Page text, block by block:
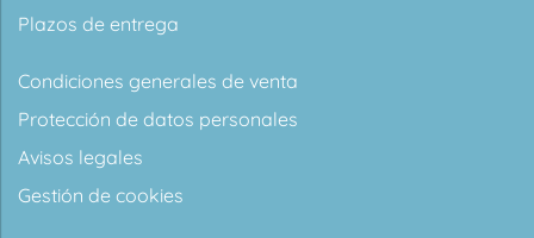
Plazos de entrega
Condiciones generales de venta
Protección de datos personales
Avisos legales
Gestión de cookies